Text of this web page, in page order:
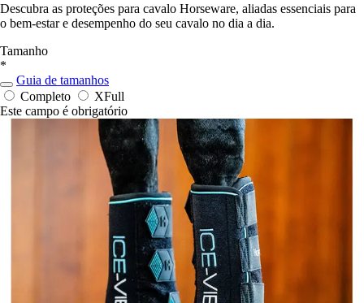
Descubra as proteções para cavalo Horseware, aliadas essenciais para
o bem-estar e desempenho do seu cavalo no dia a dia.
Tamanho
*
Guia de tamanhos
Completo
XFull
Este campo é obrigatório